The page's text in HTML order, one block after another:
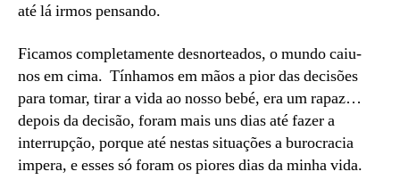
até lá irmos pensando.
Ficamos completamente desnorteados, o mundo caiu-
nos em cima. Tínhamos em mãos a pior das decisões
para tomar, tirar a vida ao nosso bebé, era um rapaz…
depois da decisão, foram mais uns dias até fazer a
interrupção, porque até nestas situações a burocracia
impera, e esses só foram os piores dias da minha vida.